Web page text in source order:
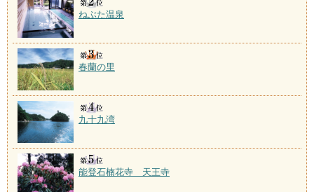
ねぶた温泉
春蘭の里
九十九湾
能登石楠花寺 天王寺